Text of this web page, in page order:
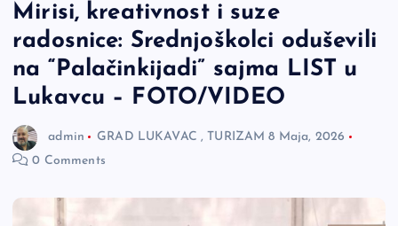
Mirisi, kreativnost i suze
radosnice: Srednjoškolci oduševili
na “Palačinkijadi” sajma LIST u
Lukavcu – FOTO/VIDEO
admin GRAD LUKAVAC , TURIZAM 8 Maja, 2026
0 Comments